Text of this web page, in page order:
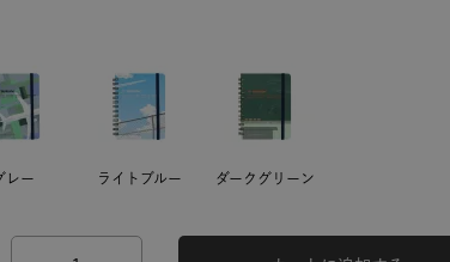
レー ライトブルー ダークグリーン